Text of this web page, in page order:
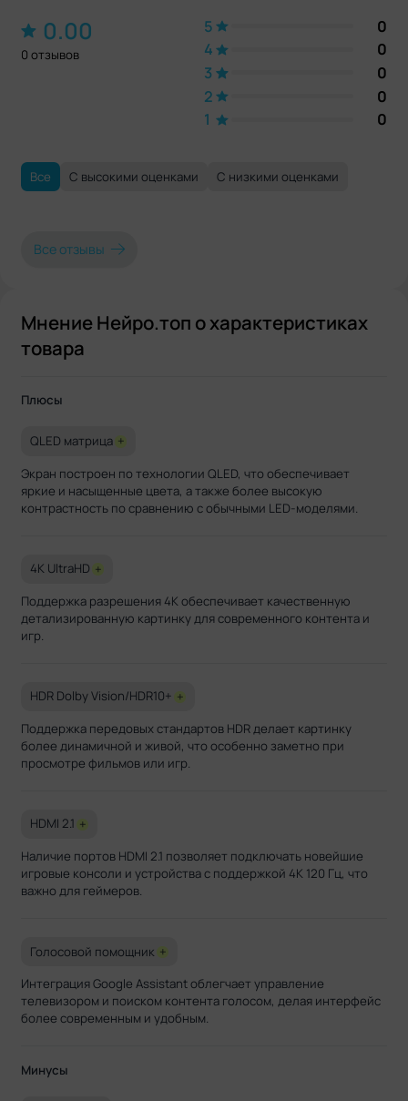
0.00
0 отзывов
5
0
4
0
3
0
2
0
1
0
Все С высокими оценками С низкими оценками
Все отзывы
Мнение Нейро.топ о характеристиках
товара
Плюсы
QLED матрица +
Экран построен по технологии QLED, что обеспечивает
яркие и насыщенные цвета, а также более высокую
контрастность по сравнению с обычными LED-моделями.
4K UltraHD +
Поддержка разрешения 4K обеспечивает качественную
детализированную картинку для современного контента и
игр.
HDR Dolby Vision/HDR10+ +
Поддержка передовых стандартов HDR делает картинку
более динамичной и живой, что особенно заметно при
просмотре фильмов или игр.
HDMI 2.1 +
Наличие портов HDMI 2.1 позволяет подключать новейшие
игровые консоли и устройства с поддержкой 4K 120 Гц, что
важно для геймеров.
Голосовой помощник +
Интеграция Google Assistant облегчает управление
телевизором и поиском контента голосом, делая интерфейс
более современным и удобным.
Минусы